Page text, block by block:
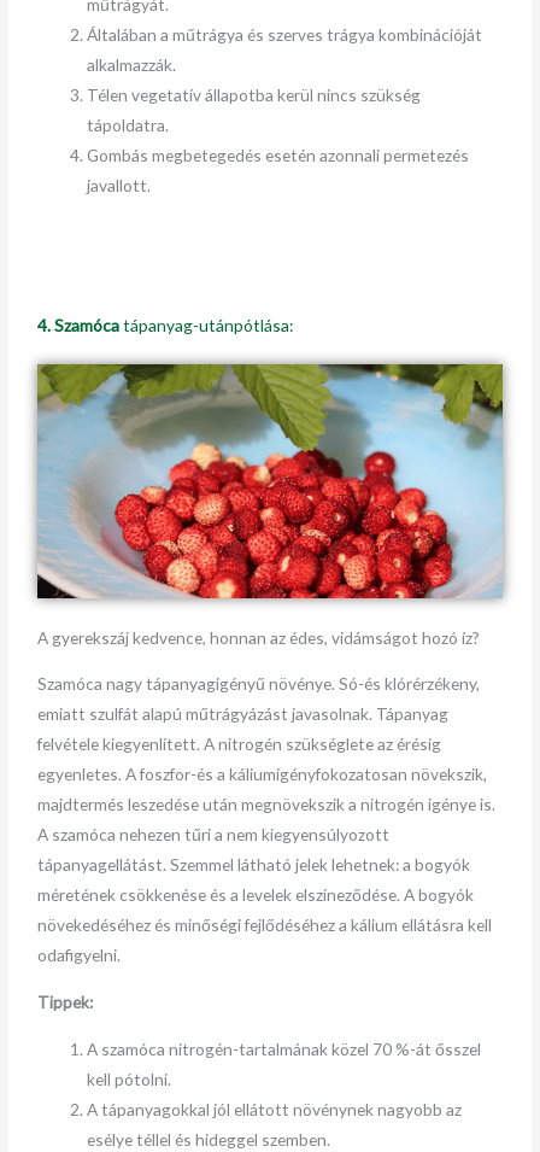
Általában a műtrágya és szerves trágya kombinációját
alkalmazzák.
Télen vegetatív állapotba kerül nincs szükség
tápoldatra.
Gombás megbetegedés esetén azonnali permetezés
javallott.
4. Szamócatápanyag-utánpótlása:
A gyerekszáj kedvence, honnan az édes, vidámságot hozó íz?
Szamóca nagy tápanyagigényű növénye. Só-és klórérzékeny,
emiatt szulfát alapú műtrágyázást javasolnak. Tápanyag
felvétele kiegyenlített. A nitrogén szükséglete az érésig
egyenletes. A foszfor-és a káliumigényfokozatosan növekszik,
majdtermés leszedése után megnövekszik a nitrogén igénye is.
A szamóca nehezen tűri a nem kiegyensúlyozott
tápanyagellátást. Szemmel látható jelek lehetnek: a bogyók
méretének csökkenése és a levelek elszíneződése. A bogyók
növekedéséhez és minőségi fejlődéséhez a kálium ellátásra kell
odafigyelni.
Tippek:
A szamóca nitrogén-tartalmának közel 70 %-át ősszel
kell pótolni.
A tápanyagokkal jól ellátott növénynek nagyobb az
esélye téllel és hideggel szemben.